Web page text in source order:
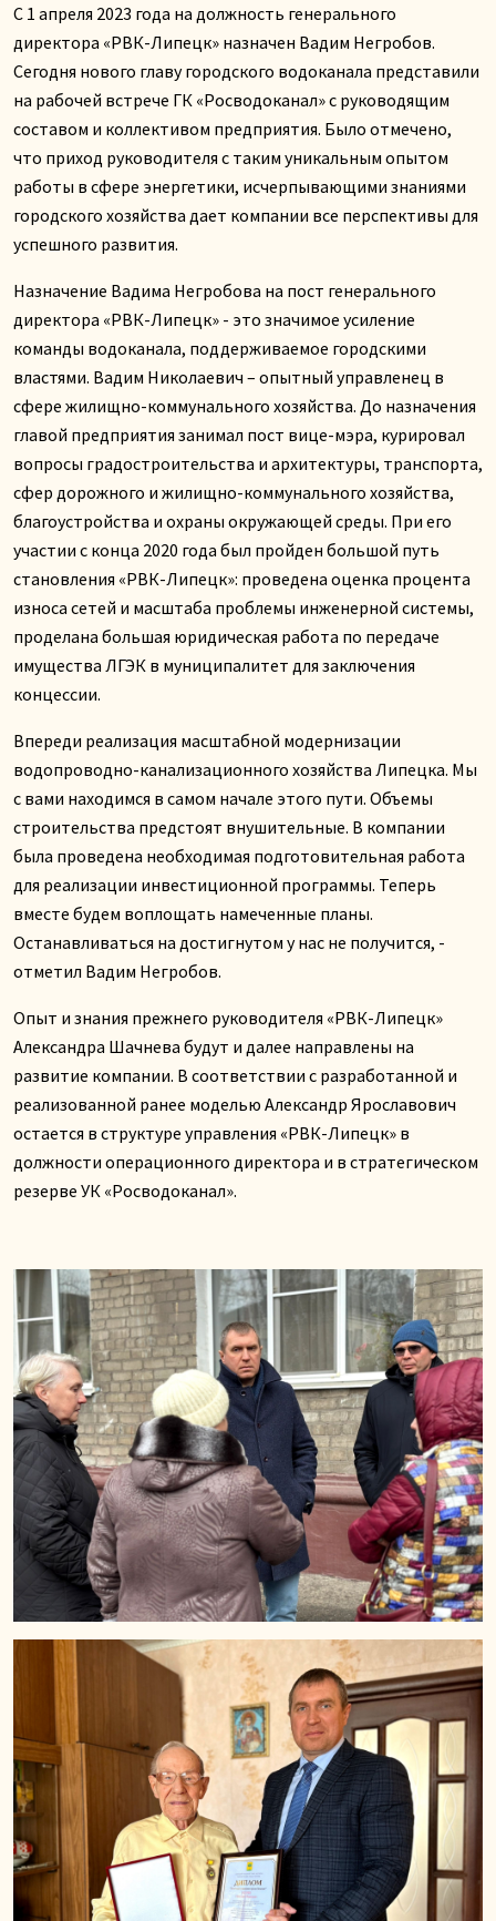
С 1 апреля 2023 года на должность генерального
директора «РВК-Липецк» назначен Вадим Негробов.
Сегодня нового главу городского водоканала представили
на рабочей встрече ГК «Росводоканал» с руководящим
составом и коллективом предприятия. Было отмечено,
что приход руководителя с таким уникальным опытом
работы в сфере энергетики, исчерпывающими знаниями
городского хозяйства дает компании все перспективы для
успешного развития.
Назначение Вадима Негробова на пост генерального
директора «РВК-Липецк» - это значимое усиление
команды водоканала, поддерживаемое городскими
властями. Вадим Николаевич – опытный управленец в
сфере жилищно-коммунального хозяйства. До назначения
главой предприятия занимал пост вице-мэра, курировал
вопросы градостроительства и архитектуры, транспорта,
сфер дорожного и жилищно-коммунального хозяйства,
благоустройства и охраны окружающей среды. При его
участии с конца 2020 года был пройден большой путь
становления «РВК-Липецк»: проведена оценка процента
износа сетей и масштаба проблемы инженерной системы,
проделана большая юридическая работа по передаче
имущества ЛГЭК в муниципалитет для заключения
концессии.
Впереди реализация масштабной модернизации
водопроводно-канализационного хозяйства Липецка. Мы
с вами находимся в самом начале этого пути. Объемы
строительства предстоят внушительные. В компании
была проведена необходимая подготовительная работа
для реализации инвестиционной программы. Теперь
вместе будем воплощать намеченные планы.
Останавливаться на достигнутом у нас не получится, -
отметил Вадим Негробов.
Опыт и знания прежнего руководителя «РВК-Липецк»
Александра Шачнева будут и далее направлены на
развитие компании. В соответствии с разработанной и
реализованной ранее моделью Александр Ярославович
остается в структуре управления «РВК-Липецк» в
должности операционного директора и в стратегическом
резерве УК «Росводоканал».